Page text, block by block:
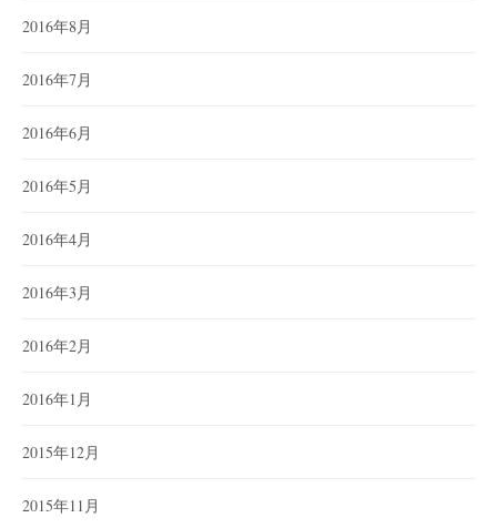
2016年8月
2016年7月
2016年6月
2016年5月
2016年4月
2016年3月
2016年2月
2016年1月
2015年12月
2015年11月